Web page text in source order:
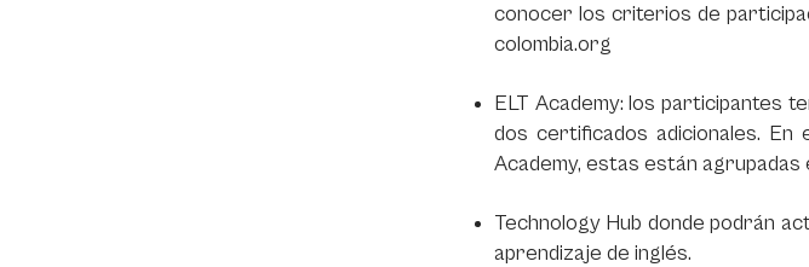
conocer los criterios de
colombia.org
ELT Academy: los participantes
dos certificados adicionales. En
Academy, estas están
Technology Hub donde podrán
aprendizaje de inglés.